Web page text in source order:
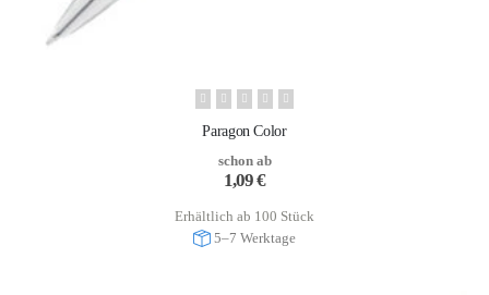
Paragon Color
schon ab
1,09€
Erhältlich ab 100 Stück
5–7 Werktage